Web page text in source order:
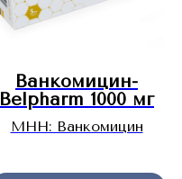
Ванкомицин-
Belpharm 1000 мг
МНН: Ванкомицин